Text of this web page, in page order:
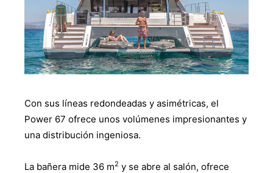
Con sus líneas redondeadas y asimétricas, el
Power 67 ofrece unos volúmenes impresionantes y
una distribución ingeniosa.
La bañera mide 36 m2 y se abre al salón, ofrece